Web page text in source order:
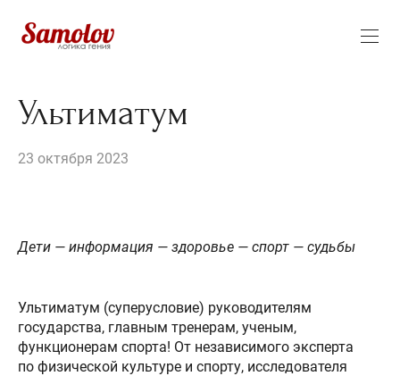
Ультиматум
23 октября 2023
Дети — информация — здоровье — спорт — судьбы
Ультиматум (суперусловие) руководителям
государства, главным тренерам, ученым,
функционерам спорта! От независимого эксперта
по физической культуре и спорту, исследователя